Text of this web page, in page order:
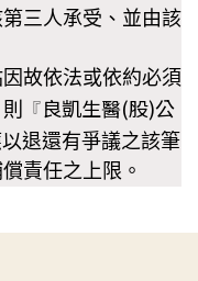
三人承受、並由該
故依法或依約必須
『 良凱生醫(股)公
退還有爭議之該筆
責任之上限。